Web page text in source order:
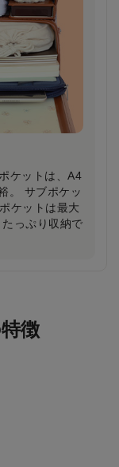
セルのふちが
ます。
のに対し、安
により、素材
ケットは、A4
。 サブポケッ
ケットは最大
っぷり収納で
徴